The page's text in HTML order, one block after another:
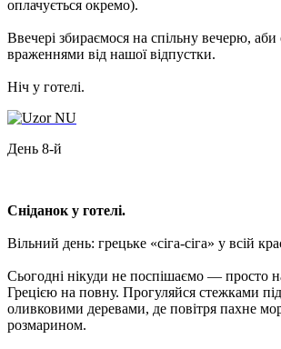
оплачується окремо).
Ввечері збираємося на спільну вечерю, аби
враженнями від нашої відпустки.
Ніч у готелі.
День 8-й
Сніданок у готелі.
Вільний день: грецьке «сіга-сіга» у всій
Сьогодні нікуди не поспішаємо — просто
Грецією на повну. Прогуляйся стежками
оливковими деревами, де повітря пахне
розмарином.